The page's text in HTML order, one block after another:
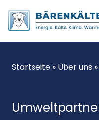
Startseite » Über uns »